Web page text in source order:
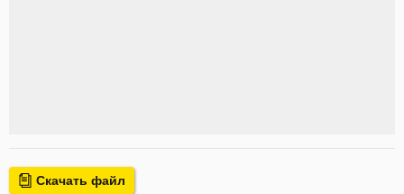
Скачать файл